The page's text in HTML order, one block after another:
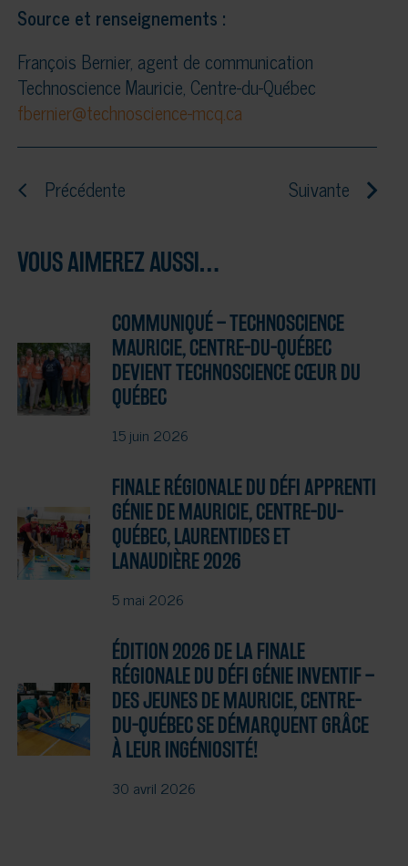
Source et renseignements :
François Bernier, agent de communication
Technoscience Mauricie, Centre-du-Québec
fbernier@technoscience-mcq.ca
Précédente Suivante
VOUS AIMEREZ AUSSI…
COMMUNIQUÉ – TECHNOSCIENCE
MAURICIE, CENTRE-DU-QUÉBEC
DEVIENT TECHNOSCIENCE CŒUR DU
QUÉBEC
15 juin 2026
FINALE RÉGIONALE DU DÉFI APPRENTI
GÉNIE DE MAURICIE, CENTRE-DU-
QUÉBEC, LAURENTIDES ET
LANAUDIÈRE 2026
5 mai 2026
ÉDITION 2026 DE LA FINALE
RÉGIONALE DU DÉFI GÉNIE INVENTIF –
DES JEUNES DE MAURICIE, CENTRE-
DU-QUÉBEC SE DÉMARQUENT GRÂCE
À LEUR INGÉNIOSITÉ!
30 avril 2026